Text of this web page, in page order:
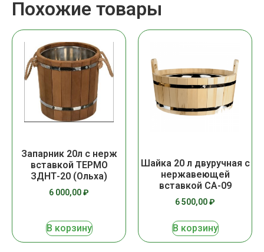
Похожие товары
Запарник 20л с нерж
вставкой ТЕРМО
ЗДНТ-20 (Ольха)
6 000,00₽
В корзину
Шайка 20 л двуручная с
нержавеющей
вставкой СА-09
6 500,00₽
В корзину